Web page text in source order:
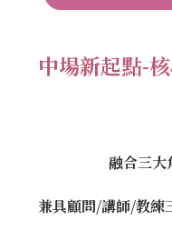
中場新起點-
融合三大
兼具顧問/講師/教練